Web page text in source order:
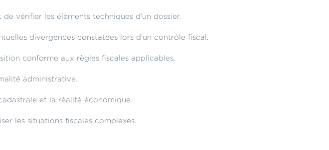
vérifier les éléments techniques d’un dossier.
divergences constatées lors d’un contrôle fiscal.
conforme aux règles fiscales applicables.
administrative.
et la réalité économique.
les situations fiscales complexes.